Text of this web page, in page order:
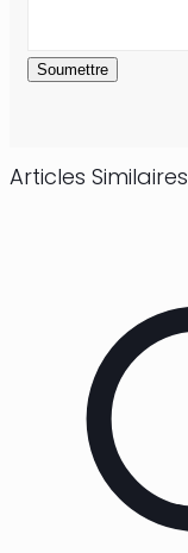
Soumettre
Articles Similaires